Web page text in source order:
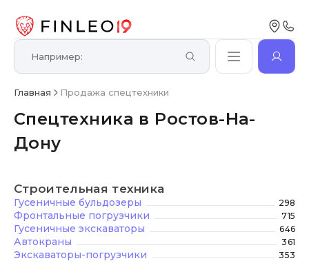
Главная Продажа спецтехники
Спецтехника в Ростов-На-
Дону
Строительная техника
Гусеничные бульдозеры 298
Фронтальные погрузчики 715
Гусеничные экскаваторы 646
Автокраны 361
Экскаваторы-погрузчики
353